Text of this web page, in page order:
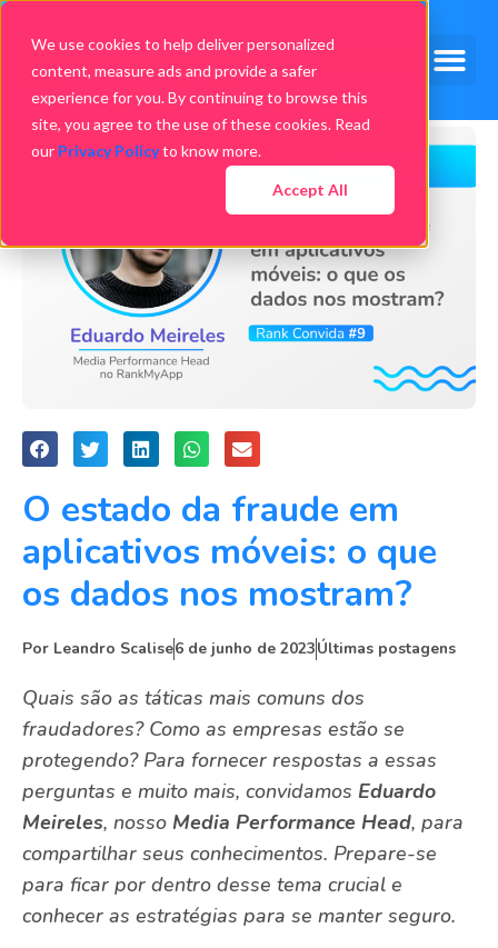
We use cookies to help deliver personalized
content, measure ads and provide a safer
experience for you. By continuing to browse this
site, you agree to the use of these cookies. Read
our Privacy Policyto know more.
Accept All
O estado da fraude em
aplicativos móveis: o que
os dados nos mostram?
Por Leandro Scalise6 de junho de 2023Últimas postagens
Quais são as táticas mais comuns dos
fraudadores? Como as empresas estão se
protegendo? Para fornecer respostas a essas
perguntas e muito mais, convidamos Eduardo
Meireles, nosso Media Performance Head, para
compartilhar seus conhecimentos. Prepare-se
para ficar por dentro desse tema crucial e
conhecer as estratégias para se manter seguro.